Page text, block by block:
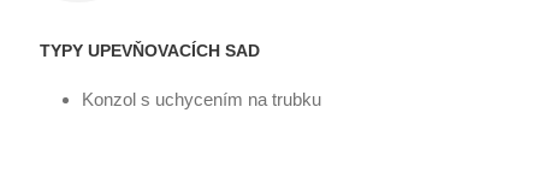
TYPY UPEVŇOVACÍCH SAD
Konzol s uchycením na trubku